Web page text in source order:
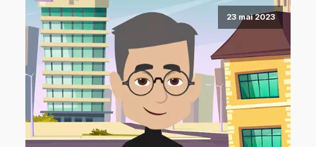
23 mai 2023